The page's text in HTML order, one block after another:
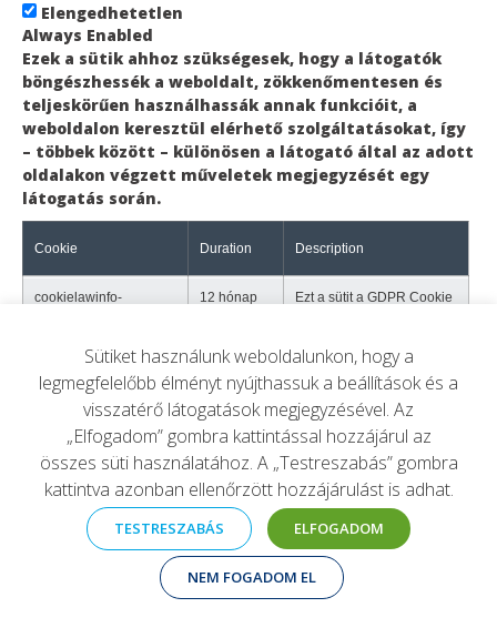
Sütiket használunk weboldalunkon, hogy a
legmegfelelőbb élményt nyújthassuk a beállítások és a
visszatérő látogatások megjegyzésével. Az
„Elfogadom” gombra kattintással hozzájárul az
összes süti használatához. A „Testreszabás” gombra
kattintva azonban ellenőrzött hozzájárulást is adhat.
TESTRESZABÁS ELFOGADOM
NEM FOGADOM EL
Elengedhetetlen
Always Enabled
Ezek a sütik ahhoz szükségesek, hogy a látogatók
böngészhessék a weboldalt, zökkenőmentesen és
teljeskörűen használhassák annak funkcióit, a
weboldalon keresztül elérhető szolgáltatásokat, így
– többek között – különösen a látogató által az adott
oldalakon végzett műveletek megjegyzését egy
látogatás során.
Cookie Duration Description
cookielawinfo-
12 hónap
Ezt a sütit a GDPR Cookie
felhasználó hozzájárulását
tárolja az "Funkcionális"
cookielawinfo-
checkbox-analytics
12 hónap
Ezt a sütit a GDPR Cookie
Consent bővítmény
helyezi el. A süti a
felhasználó hozzájárulását
tárolja a "Analitikai"
kategóriájú sütikhez.
12 hónap
Ezt a sütit a GDPR Cookie
Consent bővítmény